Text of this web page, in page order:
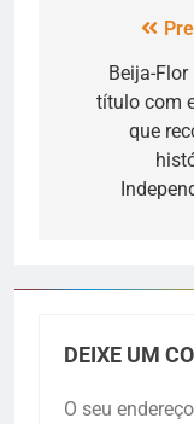
Beija-
título com
que
DEIXE UM
O seu